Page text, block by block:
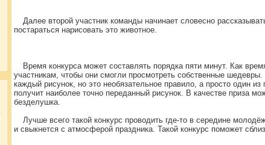
Далее второй участник команды начинает словесно
постараться нарисовать это животное.
Время конкурса может составлять порядка пяти минут. Как
участникам, чтобы они смогли просмотреть собственные
каждый рисунок, но это необязательное правило, а просто один
получит наиболее точно переданный рисунок. В качестве приза
безделушка.
Лучше всего такой конкурс проводить где-то в середине
и свыкнется с атмосферой праздника. Такой конкурс поможет